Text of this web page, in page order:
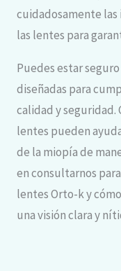
cuidadosamente
las lentes para
Puedes estar
diseñadas para
calidad y seguridad.
lentes pueden
de la miopía de
en consultarnos
lentes Orto-k y
una visión clara y